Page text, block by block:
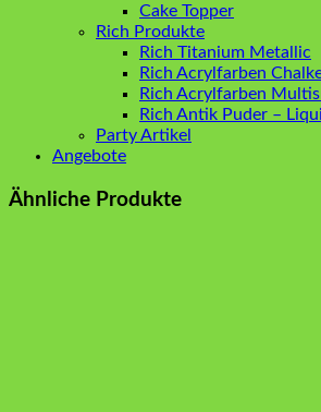
Cake Topper
Rich Produkte
Rich Titanium Metallic
Rich Acrylfarben
Rich Acrylfarben
Rich Antik Puder –
Party Artikel
Angebote
Ähnliche Produkte